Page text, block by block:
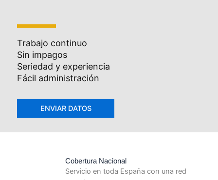
Trabajo continuo
Sin impagos
Seriedad y experiencia
Fácil administración
Cobertura Nacional
Servicio en toda España con una red